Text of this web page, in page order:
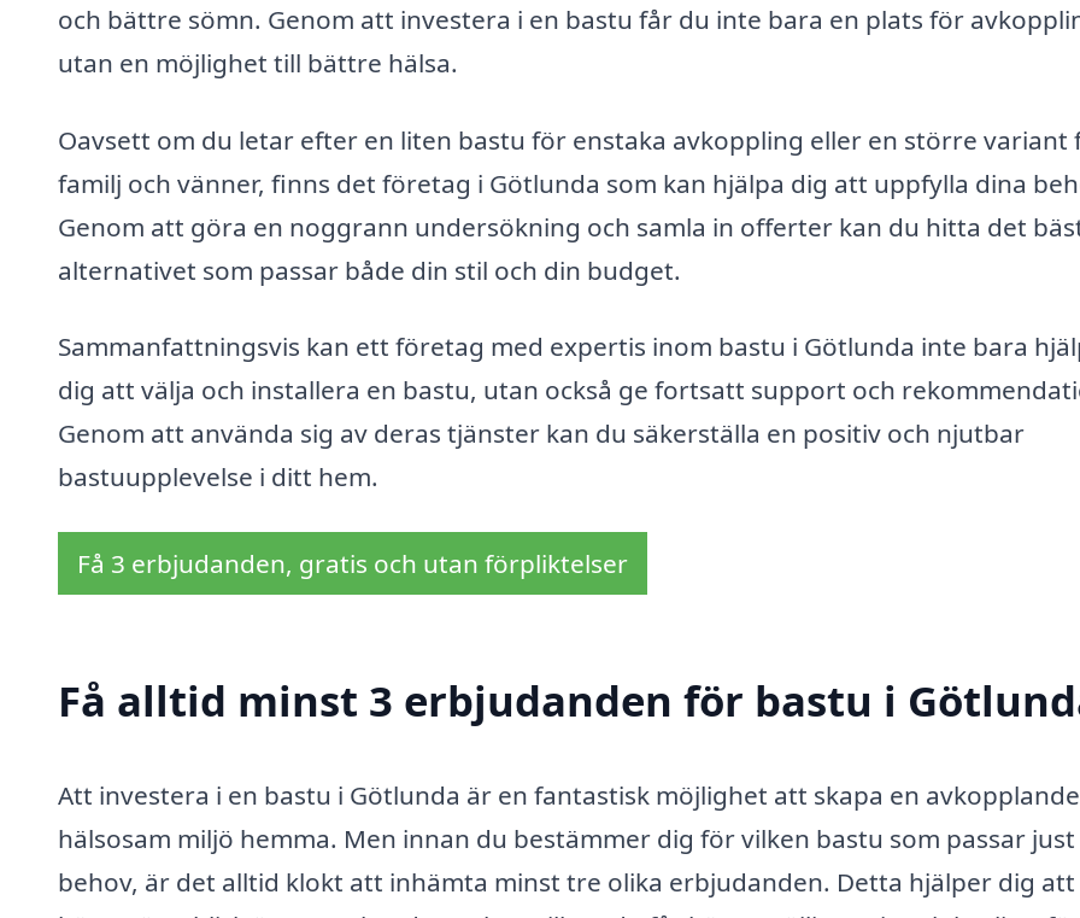
och bättre sömn. Genom att investera i en bastu får du inte bara en plats för
utan en möjlighet till bättre hälsa.
Oavsett om du letar efter en liten bastu för enstaka avkoppling eller en större variant
familj och vänner, finns det företag i Götlunda som kan hjälpa dig att uppfylla dina
Genom att göra en noggrann undersökning och samla in offerter kan du hitta det
alternativet som passar både din stil och din budget.
Sammanfattningsvis kan ett företag med expertis inom bastu i Götlunda inte bara
dig att välja och installera en bastu, utan också ge fortsatt support och
Genom att använda sig av deras tjänster kan du säkerställa en positiv och njutbar
bastuupplevelse i ditt hem.
Få 3 erbjudanden, gratis och utan förpliktelser
Få alltid minst 3 erbjudanden för bastu i
Att investera i en bastu i Götlunda är en fantastisk möjlighet att skapa en
hälsosam miljö hemma. Men innan du bestämmer dig för vilken bastu som passar just
behov, är det alltid klokt att inhämta minst tre olika erbjudanden. Detta hjälper dig att